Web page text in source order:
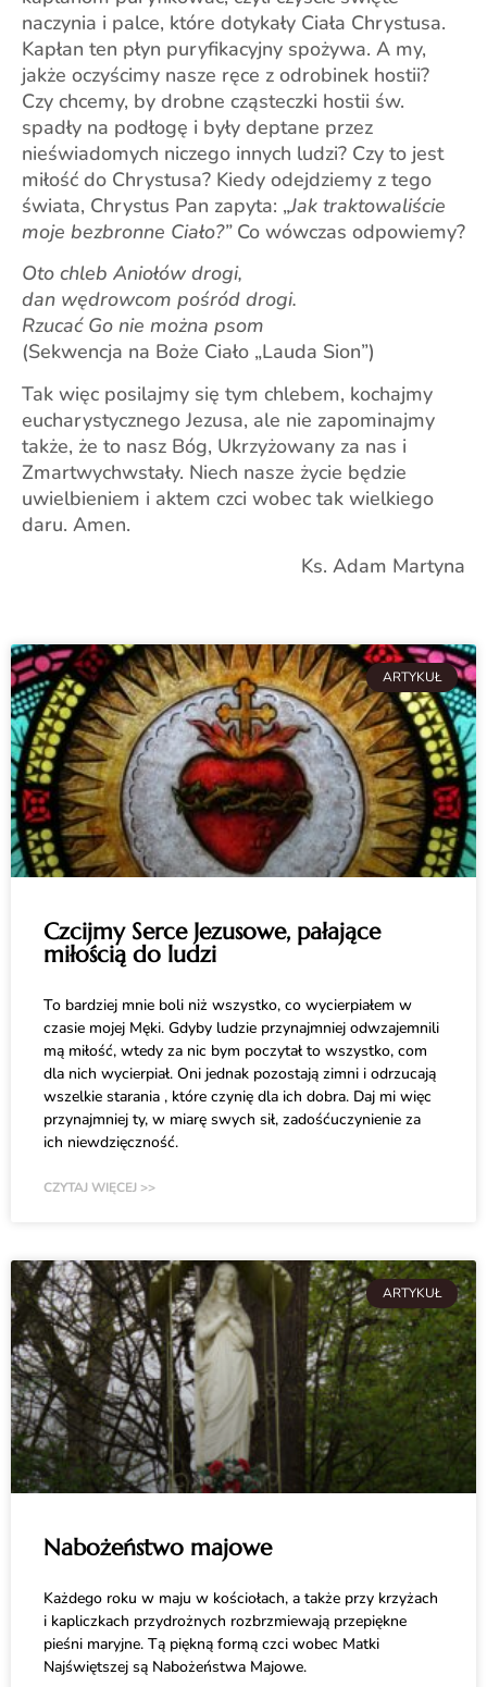
naczynia i palce, które dotykały Ciała Chrystusa.
Kapłan ten płyn puryfikacyjny spożywa. A my,
jakże oczyścimy nasze ręce z odrobinek hostii?
Czy chcemy, by drobne cząsteczki hostii św.
spadły na podłogę i były deptane przez
nieświadomych niczego innych ludzi? Czy to jest
miłość do Chrystusa? Kiedy odejdziemy z tego
świata, Chrystus Pan zapyta: „Jak traktowaliście
moje bezbronne Ciało?”Co wówczas odpowiemy?
Oto chleb Aniołów drogi,
dan wędrowcom pośród drogi.
Rzucać Go nie można psom
(Sekwencja na Boże Ciało „Lauda Sion”)
Tak więc posilajmy się tym chlebem, kochajmy
eucharystycznego Jezusa, ale nie zapominajmy
także, że to nasz Bóg, Ukrzyżowany za nas i
Zmartwychwstały. Niech nasze życie będzie
uwielbieniem i aktem czci wobec tak wielkiego
daru. Amen.
Ks. Adam Martyna
ARTYKUŁ
Czcijmy Serce Jezusowe, pałające
miłością do ludzi
To bardziej mnie boli niż wszystko, co wycierpiałem w
czasie mojej Męki. Gdyby ludzie przynajmniej odwzajemnili
mą miłość, wtedy za nic bym poczytał to wszystko, com
dla nich wycierpiał. Oni jednak pozostają zimni i odrzucają
wszelkie starania , które czynię dla ich dobra. Daj mi więc
przynajmniej ty, w miarę swych sił, zadośćuczynienie za
ich niewdzięczność.
CZYTAJ WIĘCEJ >>
ARTYKUŁ
Nabożeństwo majowe
Każdego roku w maju w kościołach, a także przy krzyżach
i kapliczkach przydrożnych rozbrzmiewają przepiękne
pieśni maryjne. Tą piękną formą czci wobec Matki
Najświętszej są Nabożeństwa Majowe.